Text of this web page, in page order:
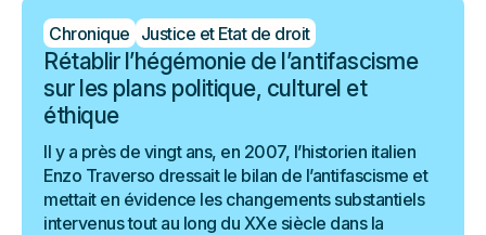
Chronique Justice et Etat de droit
Rétablir l’hégémonie de l’antifascisme
sur les plans politique, culturel et
éthique
Il y a près de vingt ans, en 2007, l’historien italien
Enzo Traverso dressait le bilan de l’antifascisme et
mettait en évidence les changements substantiels
intervenus tout au long du XXe siècle dans la